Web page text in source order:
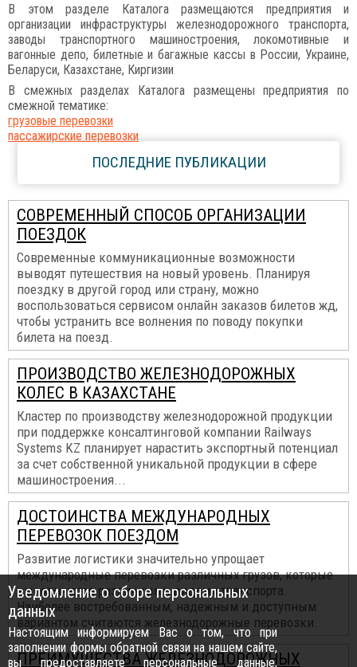
В этом разделе Каталога размещаются предприятия и
организации инфраструктуры железнодорожного транспорта,
заводы транспортного машиностроения, локомотивные и
вагонные депо, билетные и багажные кассы в России, Украине,
Беларуси, Казахстане, Киргизии
В смежных разделах Каталога размещены предприятия по
смежной тематике:
грузовые перевозки
пассажирские перевозки
ПОСЛЕДНИЕ ПУБЛИКАЦИИ
СОВРЕМЕННЫЙ СПОСОБ ОРГАНИЗАЦИИ
ПОЕЗДОК
Современные коммуникационные возможности
выводят путешествия на новый уровень. Планируя
поездку в другой город или страну, можно
воспользоваться сервисом онлайн заказов билетов жд,
чтобы устранить все волнения по поводу покупки
билета на поезд.
ПРОИЗВОДСТВО ЖЕЛЕЗНОДОРОЖНЫХ
КОЛЕС В КАЗАХСТАНЕ
Кластер по производству железнодорожной продукции
при поддержке консалтинговой компании Railways
Systems KZ планирует нарастить экспортный потенциал
за счет собственной уникальной продукции в сфере
машиностроения...
ДОСТОИНСТВА МЕЖДУНАРОДНЫХ
ПЕРЕВОЗОК ПОЕЗДОМ
Развитие логистики значительно упрощает
международные перевозки различных грузов, которые
выполняются различными видами транспорта.
Наиболее востребованным, надежным и доступным
вариантом считаются железнодорожные перевозки.
ПРЕИМУЩЕСТВА ЖЕЛЕЗНОДОРОЖНЫХ
Уведомление о сборе персональных
данных
Настоящим информируем Вас о том, что при
заполнении формы обратной связи на нашем сайте,
вы предоставляете персональные данные,